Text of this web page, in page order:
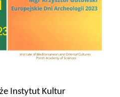
Instytut Kultur